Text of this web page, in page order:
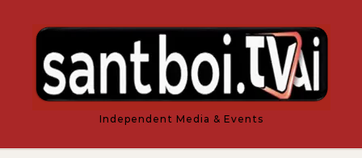
Independent Media & Events